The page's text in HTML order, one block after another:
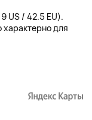
US / 42.5 EU).
характерно для